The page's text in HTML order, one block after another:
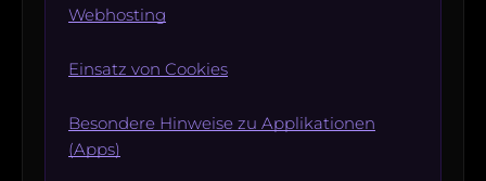
Webhosting
Einsatz von Cookies
Besondere Hinweise zu Applikationen
(Apps)